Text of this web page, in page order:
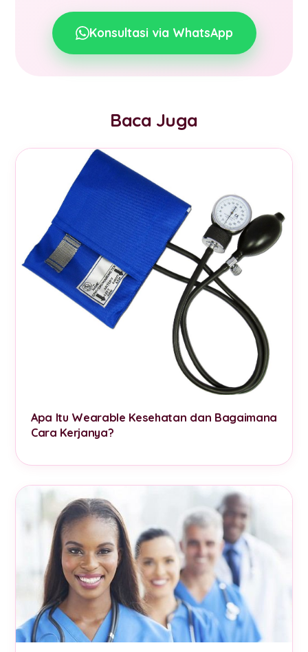
Konsultasi via WhatsApp
Baca Juga
Apa Itu Wearable Kesehatan dan Bagaimana
Cara Kerjanya?